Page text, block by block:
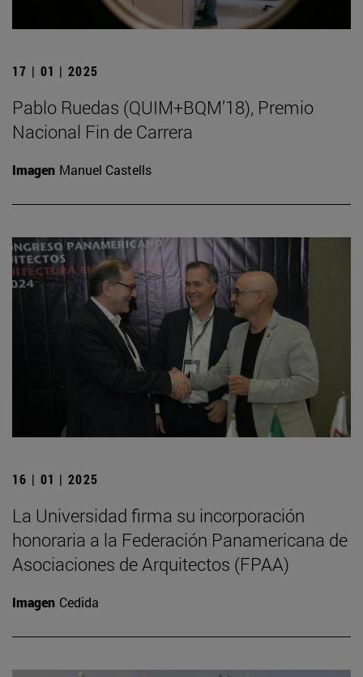
17 | 01 | 2025
Pablo Ruedas (QUIM+BQM’18), Premio
Nacional Fin de Carrera
Imagen Manuel Castells
16 | 01 | 2025
La Universidad firma su incorporación
honoraria a la Federación Panamericana de
Asociaciones de Arquitectos (FPAA)
Imagen Cedida